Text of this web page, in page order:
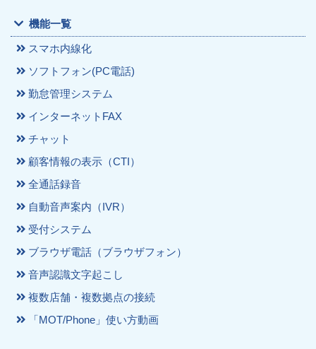
機能一覧
スマホ内線化
ソフトフォン(PC電話)
勤怠管理システム
インターネットFAX
チャット
顧客情報の表示（CTI）
全通話録音
自動音声案内（IVR）
受付システム
ブラウザ電話（ブラウザフォン）
音声認識文字起こし
複数店舗・複数拠点の接続
「MOT/Phone」使い方動画